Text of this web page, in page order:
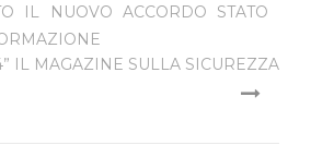
IL NUOVO ACCORDO STATO
IL MAGAZINE SULLA SICUREZZA